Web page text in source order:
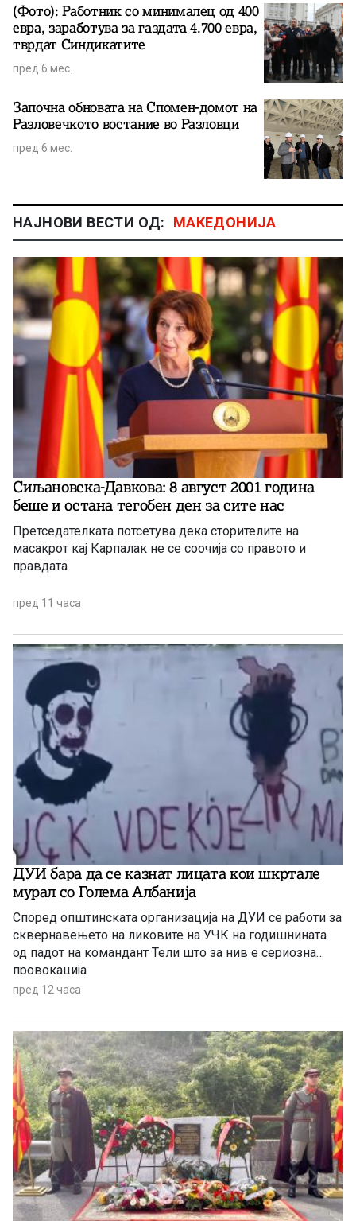
(Фото): Работник со минималец од 400
евра, заработува за газдата 4.700 евра,
тврдат Синдикатите
пред 6 мес.
Започна обновата на Спомен-домот на
Разловечкото востание во Разловци
пред 6 мес.
НАЈНОВИ ВЕСТИ ОД: МАКЕДОНИЈА
Сиљановска-Давкова: 8 август 2001 година
беше и остана тегобен ден за сите нас
Претседателката потсетува дека сторителите на
масакрот кај Карпалак не се соочија со правото и
правдата
пред 11 часа
ДУИ бара да се казнат лицата кои шкртале
мурал со Голема Албанија
Според општинската организација на ДУИ се работи за
сквернавењето на ликовите на УЧК на годишнината
од падот на командант Тели што за нив е сериозна
провокација
пред 12 часа